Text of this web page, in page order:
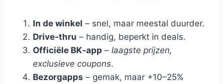
In de winkel – snel, maar meestal duurder.
Drive‑thru – handig, beperkt in deals.
Officiële BK‑app – laagste prijzen,
exclusieve coupons.
Bezorgapps – gemak, maar +10–25%